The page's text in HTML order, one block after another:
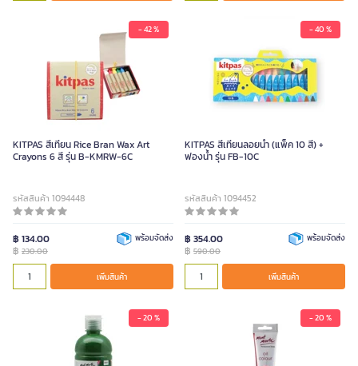
- 42 %
KITPAS สีเทียน Rice Bran Wax Art
Crayons 6 สี รุ่น B-KMRW-6C
รหัสสินค้า 1094448
฿ 134.00
฿ 230.00
พร้อมจัดส่ง
เพิ่มสินค้า
- 40 %
KITPAS สีเทียนลอยน้ำ (แพ็ค 10 สี) +
ฟองน้ำ รุ่น FB-10C
รหัสสินค้า 1094452
฿ 354.00
฿ 590.00
พร้อมจัดส่ง
เพิ่มสินค้า
- 20 % - 20 %